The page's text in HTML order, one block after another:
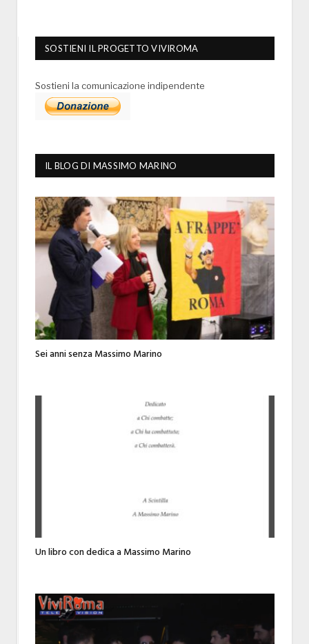
SOSTIENI IL PROGETTO VIVIROMA
Sostieni la comunicazione indipendente
IL BLOG DI MASSIMO MARINO
Sei anni senza Massimo Marino
Un libro con dedica a Massimo Marino